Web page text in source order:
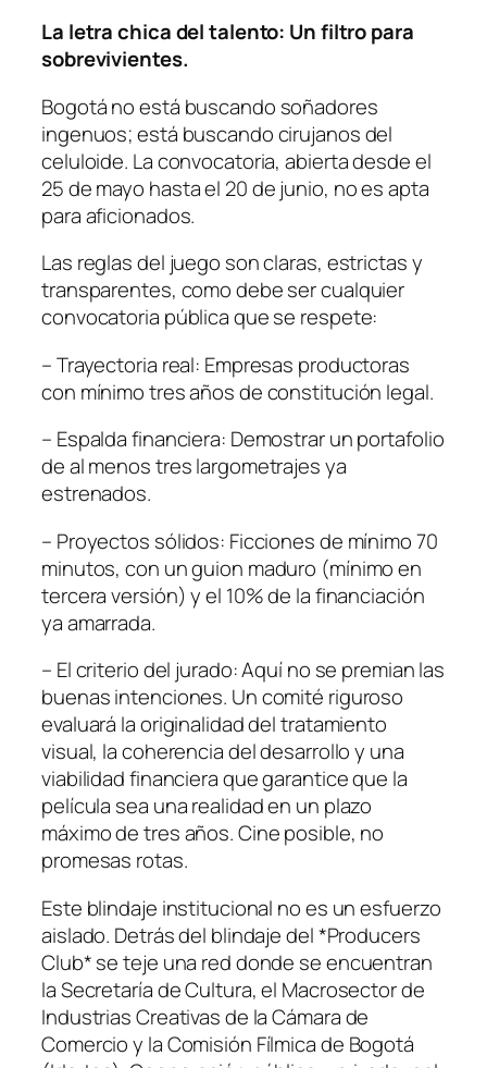
La letra chica del talento: Un filtro para
sobrevivientes.
Bogotá no está buscando soñadores
ingenuos; está buscando cirujanos del
celuloide. La convocatoria, abierta desde el
25 de mayo hasta el 20 de junio, no es apta
para aficionados.
Las reglas del juego son claras, estrictas y
transparentes, como debe ser cualquier
convocatoria pública que se respete:
– Trayectoria real: Empresas productoras
con mínimo tres años de constitución legal.
– Espalda financiera: Demostrar un portafolio
de al menos tres largometrajes ya
estrenados.
– Proyectos sólidos: Ficciones de mínimo 70
minutos, con un guion maduro (mínimo en
tercera versión) y el 10% de la financiación
ya amarrada.
– El criterio del jurado: Aquí no se premian las
buenas intenciones. Un comité riguroso
evaluará la originalidad del tratamiento
visual, la coherencia del desarrollo y una
viabilidad financiera que garantice que la
película sea una realidad en un plazo
máximo de tres años. Cine posible, no
promesas rotas.
Este blindaje institucional no es un esfuerzo
aislado. Detrás del blindaje del *Producers
Club* se teje una red donde se encuentran
la Secretaría de Cultura, el Macrosector de
Industrias Creativas de la Cámara de
Comercio y la Comisión Fílmica de Bogotá